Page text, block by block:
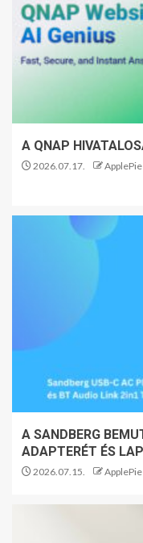
A QNAP
2026.07.17. ApplePie
A SANDBERG
ADAPTERÉT ÉS
2026.07.15. ApplePie